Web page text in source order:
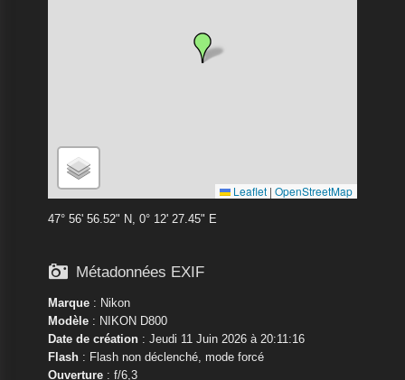
Leaflet | OpenStreetMap
47° 56' 56.52" N, 0° 12' 27.45" E
 Métadonnées EXIF
Marque: Nikon
Modèle: NIKON D800
Date de création: Jeudi 11 Juin 2026 à 20:11:16
Flash: Flash non déclenché, mode forcé
Ouverture: f/6,3